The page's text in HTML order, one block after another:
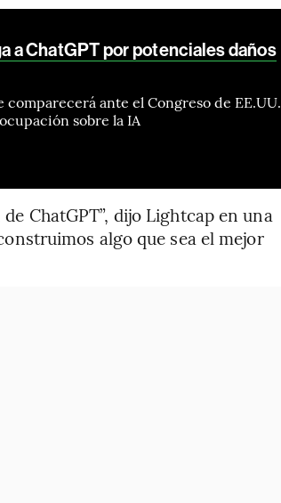
a ChatGPT por potenciales daños
ante el Congreso de EE.UU.
sobre la IA
ChatGPT”, dijo Lightcap en una
algo que sea el mejor